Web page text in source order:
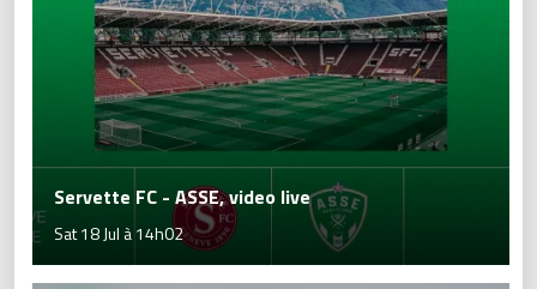
Servette FC - ASSE, video live
Sat 18 Jul à 14h02